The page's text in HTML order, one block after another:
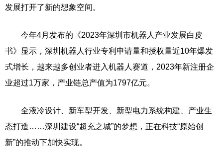
发展打开了新的想象空间。
今年4月发布的《2023年深圳市机器人产业发展白皮
书》显示，深圳机器人行业专利申请量和授权量近10年爆发
式增长，越来越多创业者进入机器人赛道，2023年新注册企
业超过1万家，产业链总产值为1797亿元。
全液冷设计、新车型开发、新型电力系统构建、产业生
态打造……深圳建设“超充之城”的梦想，正在科技“原始创
新”的推动下加快实现。